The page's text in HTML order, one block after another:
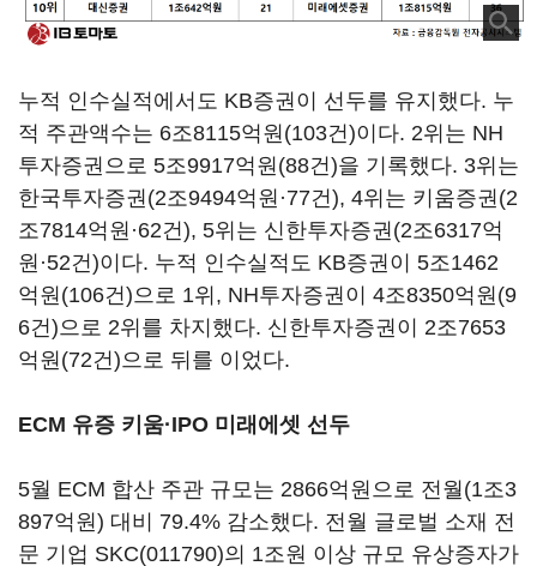
누적 인수실적에서도 KB증권이 선두를 유지했다. 누
적 주관액수는 6조8115억원(103건)이다. 2위는 NH
투자증권으로 5조9917억원(88건)을 기록했다. 3위는
한국투자증권(2조9494억원·77건), 4위는 키움증권(2
조7814억원·62건), 5위는 신한투자증권(2조6317억
원·52건)이다. 누적 인수실적도 KB증권이 5조1462
억원(106건)으로 1위, NH투자증권이 4조8350억원(9
6건)으로 2위를 차지했다. 신한투자증권이 2조7653
억원(72건)으로 뒤를 이었다.
ECM 유증 키움·IPO 미래에셋 선두
5월 ECM 합산 주관 규모는 2866억원으로 전월(1조3
897억원) 대비 79.4% 감소했다. 전월 글로벌 소재 전
문 기업 SKC(011790)의 1조원 이상 규모 유상증자가